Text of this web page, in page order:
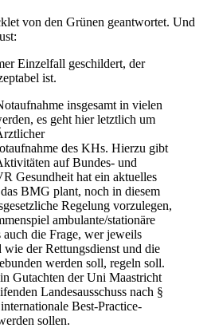
von den Grünen geantwortet. Und
Einzelfall geschildert, der
ist.
insgesamt in vielen
es geht hier letztlich um
des KHs. Hierzu gibt
auf Bundes- und
Gesundheit hat ein aktuelles
BMG plant, noch in diesem
Regelung vorzulegen,
ambulante/stationäre
die Frage, wer jeweils
der Rettungsdienst und die
werden soll, regeln soll.
Gutachten der Uni Maastricht
Landesausschuss nach §
Best-Practice-
sollen.